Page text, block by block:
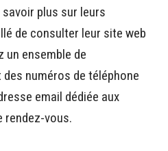
savoir plus sur leurs
de consulter leur site web
un ensemble de
numéros de téléphone
email dédiée aux
rendez-vous.